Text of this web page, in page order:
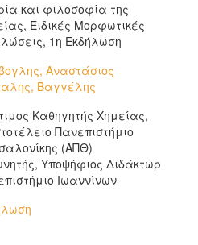
(Δ'
και φιλοσοφία της
Ειδικές Μορφωτικές
1η Εκδήλωση
Αναστάσιος
Βαγγέλης
Καθηγητής Χημείας,
Πανεπιστήμιο
(ΑΠΘ)
Υποψήφιος Διδάκτωρ
Ιωαννίνων